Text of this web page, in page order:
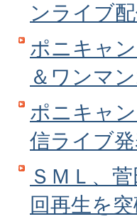
ンライブ
ポニキャ
＆ワンマン
ポニキャ
信ライブ
ＳＭＬ、
回再生を